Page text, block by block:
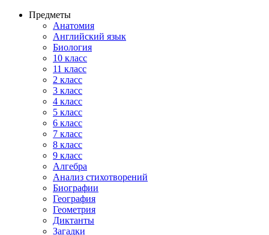
Предметы
Анатомия
Английский язык
Биология
10 класс
11 класс
2 класс
3 класс
4 класс
5 класс
6 класс
7 класс
8 класс
9 класс
Алгебра
Анализ стихотворений
Биографии
География
Геометрия
Диктанты
Загадки